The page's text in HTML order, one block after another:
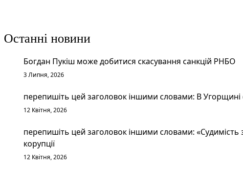
Останні новини
Богдан Пукіш може добитися скасування санкцій РНБО
3 Липня, 2026
перепишіть цей заголовок іншими словами: В Угорщині
12 Квітня, 2026
перепишіть цей заголовок іншими словами:
корупції
12 Квітня, 2026